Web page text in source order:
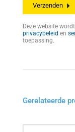
Deze website
privacybeleid en
toepassing.
Gerelateerde